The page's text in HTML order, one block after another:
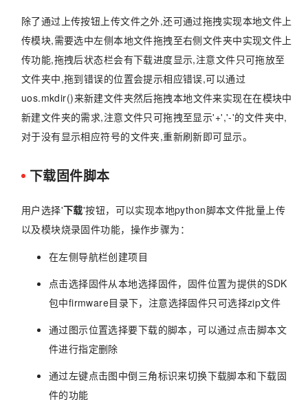
除了通过上传按钮上传文件之外,还可通过拖拽实现本地文件上
传模块,需要选中左侧本地文件拖拽至右侧文件夹中实现文件上
传功能,拖拽后状态栏会有下载进度显示,注意文件只可拖放至
文件夹中,拖到错误的位置会提示相应错误,可以通过
uos.mkdir()来新建文件夹然后拖拽本地文件来实现在在模块中
新建文件夹的需求,注意文件只可拖拽至显示'+','-'的文件夹中,
对于没有显示相应符号的文件夹,重新刷新即可显示。
下载固件脚本
用户选择'下载'按钮，可以实现本地python脚本文件批量上传
以及模块烧录固件功能，操作步骤为：
在左侧导航栏创建项目
点击选择固件从本地选择固件，固件位置为提供的SDK
包中firmware目录下，注意选择固件只可选择zip文件
通过图示位置选择要下载的脚本，可以通过点击脚本文
件进行指定删除
通过左键点击图中倒三角标识来切换下载脚本和下载固
件的功能